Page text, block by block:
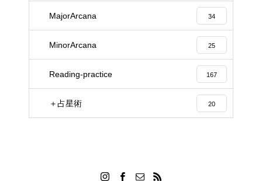
MajorArcana 34
MinorArcana 25
Reading-practice 167
＋占星術 20